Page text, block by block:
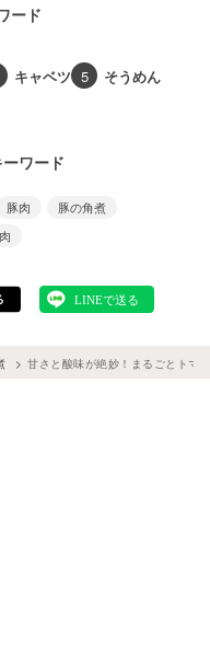
ード
キャベツ 5 そうめん
ワード
豚肉
豚の角煮
甘さと酸味が絶妙！まるごとトマ